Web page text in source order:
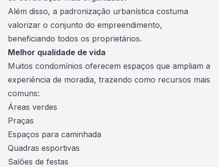
Além disso, a padronização urbanística costuma
valorizar o conjunto do empreendimento,
beneficiando todos os proprietários.
Melhor qualidade de vida
Muitos condomínios oferecem espaços que ampliam a
experiência de moradia, trazendo como recursos mais
comuns:
Áreas verdes
Praças
Espaços para caminhada
Quadras esportivas
Salões de festas